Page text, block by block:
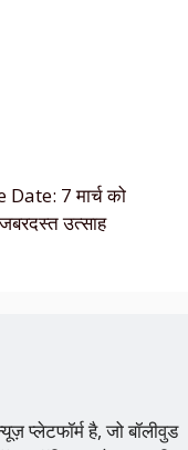
7 मार्च को
उत्साह
प्लेटफॉर्म है, जो बॉलीवुड